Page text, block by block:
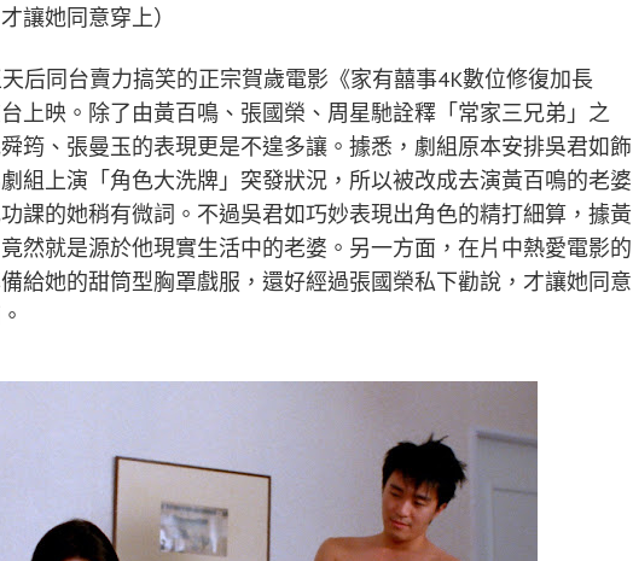
讓她同意穿上）
后同台賣力搞笑的正宗賀歲電影《家有囍事4K數位修復加長
上映。除了由黃百鳴、張國榮、周星馳詮釋「常家三兄弟」之
筠、張曼玉的表現更是不遑多讓。據悉，劇組原本安排吳君如飾
組上演「角色大洗牌」突發狀況，所以被改成去演黃百鳴的老婆
課的她稍有微詞。不過吳君如巧妙表現出角色的精打細算，據黃
然就是源於他現實生活中的老婆。另一方面，在片中熱愛電影的
給她的甜筒型胸罩戲服，還好經過張國榮私下勸說，才讓她同意